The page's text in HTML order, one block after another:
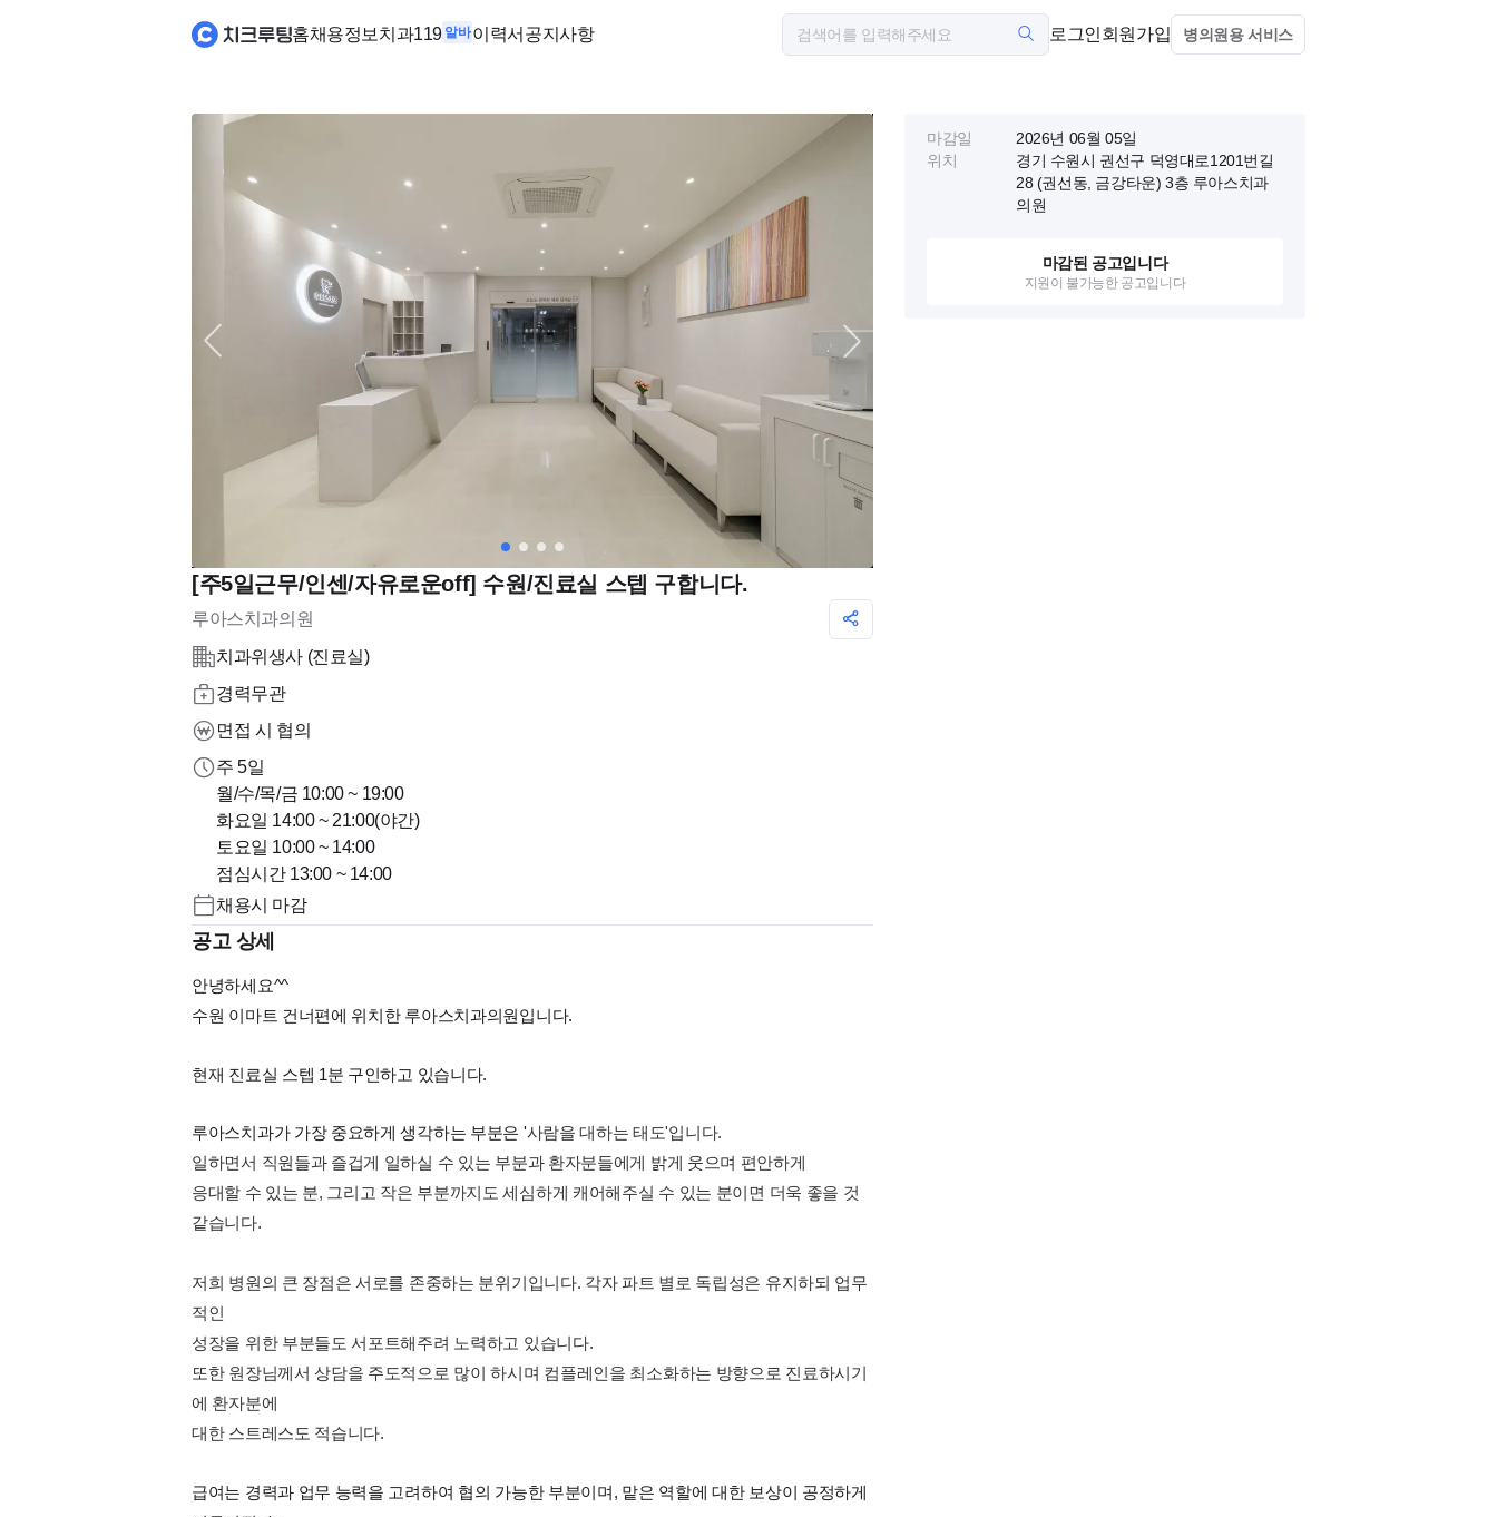
홈채용정보 치과119 알바이력서 공지사항 로그인회원가입 병의원용 서비스
[주5일근무/인센/자유로운off] 수원/진료실 스텝 구합니다.
루아스치과의원
치과위생사 (진료실)
경력무관
면접 시 협의
주 5일
월/수/목/금 10:00 ~ 19:00
화요일 14:00 ~ 21:00(야간)
토요일 10:00 ~ 14:00
점심시간 13:00 ~ 14:00
채용시 마감
공고 상세
안녕하세요^^
수원 이마트 건너편에 위치한 루아스치과의원입니다.
현재 진료실 스텝 1분 구인하고 있습니다.
루아스치과가 가장 중요하게 생각하는 부분은 '사람을 대하는 태도'입니다.
일하면서 직원들과 즐겁게 일하실 수 있는 부분과 환자분들에게 밝게 웃으며 편안하게
응대할 수 있는 분, 그리고 작은 부분까지도 세심하게 캐어해주실 수 있는 분이면 더욱 좋을 것
같습니다.
저희 병원의 큰 장점은 서로를 존중하는 분위기입니다. 각자 파트 별로 독립성은 유지하되 업무
적인
성장을 위한 부분들도 서포트해주려 노력하고 있습니다.
또한 원장님께서 상담을 주도적으로 많이 하시며 컴플레인을 최소화하는 방향으로 진료하시기
에 환자분에
대한 스트레스도 적습니다.
급여는 경력과 업무 능력을 고려하여 협의 가능한 부분이며, 맡은 역할에 대한 보상이 공정하게
마감일
2026년 06월 05일
위치
경기 수원시 권선구 덕영대로1201번길
28 (권선동, 금강타운) 3층 루아스치과
의원
마감된 공고입니다
지원이 불가능한 공고입니다